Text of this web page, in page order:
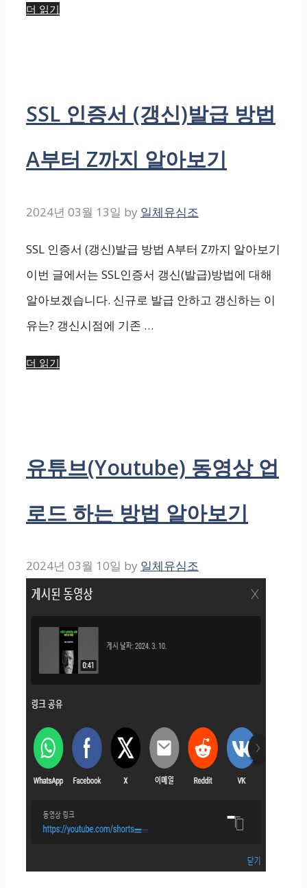
더 읽기
SSL 인증서 (갱신)발급 방법
A부터 Z까지 알아보기
2024년 03월 13일 by 일체유심조
SSL 인증서 (갱신)발급 방법 A부터 Z까지 알아보기
이번 글에서는 SSL인증서 갱신(발급)방법에 대해
알아보겠습니다. 신규로 발급 안하고 갱신하는 이
유는? 갱신시점에 기존 …
더 읽기
유튜브(Youtube) 동영상 업
로드 하는 방법 알아보기
2024년 03월 10일 by 일체유심조